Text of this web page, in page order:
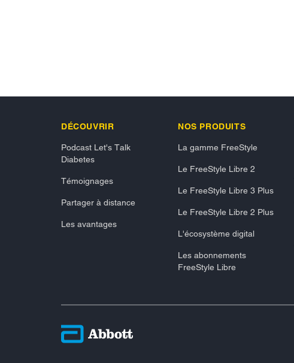
DÉCOUVRIR
Podcast Let's Talk
Diabetes
Témoignages
Partager à distance
Les avantages
NOS PRODUITS
La gamme FreeStyle
Le FreeStyle Libre 2
Le FreeStyle Libre 3 Plus
Le FreeStyle Libre 2 Plus
L'écosystème digital
Les abonnements
FreeStyle Libre